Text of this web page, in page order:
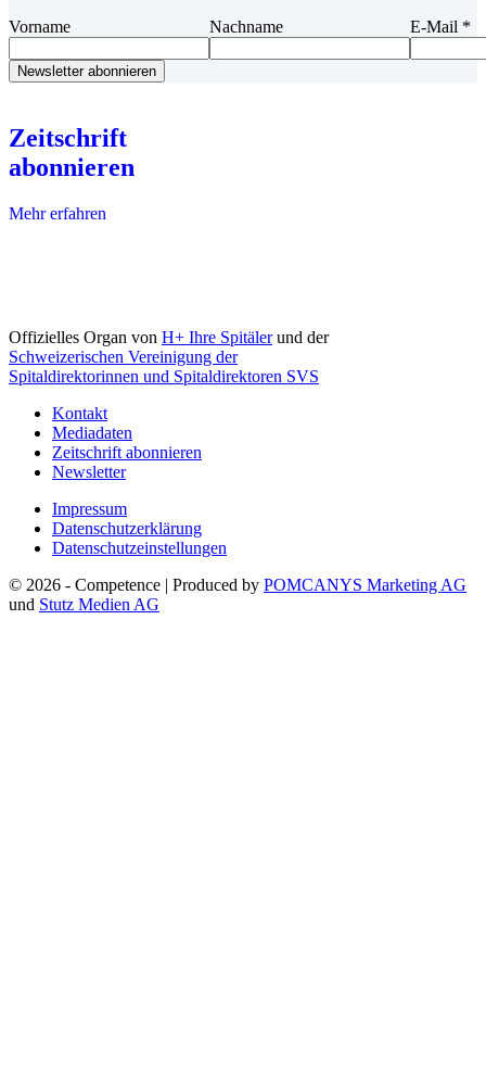
Vorname Nachname E-Mail *
Zeitschrift
abonnieren
Mehr erfahren
Offizielles Organ von H+ Ihre Spitälerund der
Schweizerischen Vereinigung der
Spitaldirektorinnen und Spitaldirektoren SVS
Kontakt
Mediadaten
Zeitschrift abonnieren
Newsletter
Impressum
Datenschutzerklärung
Datenschutzeinstellungen
© 2026 - Competence | Produced by POMCANYS Marketing AG
und Stutz Medien AG